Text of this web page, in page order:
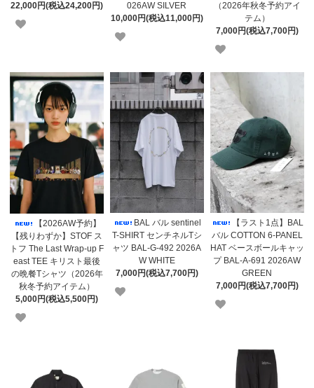
22,000円(税込24,200円)
026AW SILVER
10,000円(税込11,000円)
（2026年秋冬予約アイ
テム）
7,000円(税込7,700円)
【2026AW予約】
【残りわずか】STOF ス
トフ The Last Wrap-up F
east TEE キリスト最後
の晩餐Tシャツ（2026年
秋冬予約アイテム）
5,000円(税込5,500円)
BAL バル sentinel
T-SHIRT センチネルTシ
ャツ BAL-G-492 2026A
W WHITE
7,000円(税込7,700円)
【ラスト1点】BAL
バル COTTON 6-PANEL
HAT ベースボールキャッ
プ BAL-A-691 2026AW
GREEN
7,000円(税込7,700円)